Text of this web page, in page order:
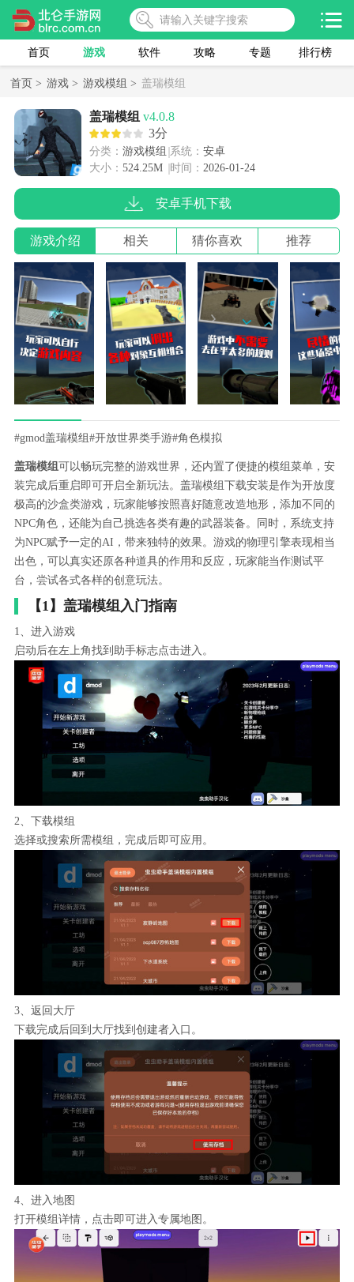
首页 游戏 软件 攻略 专题 排行榜
首页 > 游戏 > 游戏模组 > 盖瑞模组
盖瑞模组 v4.0.8
3分
分类： 游戏模组 系统： 安卓
大小： 524.25M 时间： 2026-01-24
安卓手机下载
游戏介绍 相关 猜你喜欢 推荐
#gmod盖瑞模组 #开放世界类手游#角色模拟
盖瑞模组可以畅玩完整的游戏世界，还内置了便捷的模组菜单，安
装完成后重启即可开启全新玩法。盖瑞模组下载安装是作为开放度
极高的沙盒类游戏，玩家能够按照喜好随意改造地形，添加不同的
NPC角色，还能为自己挑选各类有趣的武器装备。同时，系统支持
为NPC赋予一定的AI，带来独特的效果。游戏的物理引擎表现相当
出色，可以真实还原各种道具的作用和反应，玩家能当作测试平
台，尝试各式各样的创意玩法。
【1】盖瑞模组入门指南
1、进入游戏
启动后在左上角找到助手标志点击进入。
2、下载模组
选择或搜索所需模组，完成后即可应用。
3、返回大厅
下载完成后回到大厅找到创建者入口。
4、进入地图
打开模组详情，点击即可进入专属地图。